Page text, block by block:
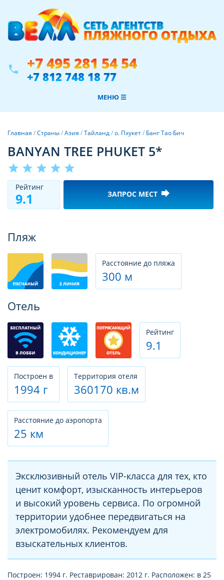
phone +7 495 281 54 54
+7 812 748 18 77
МЕНЮ ☰
Главная /Страны/Азия /Тайланд/о. Пхукет/ Банг Тао Бич
BANYAN TREE PHUKET 5*
star star star star star
Рeйтинг
9.1 ЗАПРОС МЕСТ forward
Пляж
Расстояние до пляжа
300 м
Отель
Рeйтинг
9.1
Построен в
1994 г
Территория отеля
360170 кв.м
Расстояние до аэропорта
25 км
Эксклюзивный отель VIP-класса для тех, кто
ценит комфорт, изысканность интерьеров
и высокий уровень сервиса. По огромной
территории удобнее передвигаться на
электромобилях. Рекомендуем для
взыскательных клиентов.
Построен: 1994 г. Реставрирован: 2012 г. Расположен: в 25